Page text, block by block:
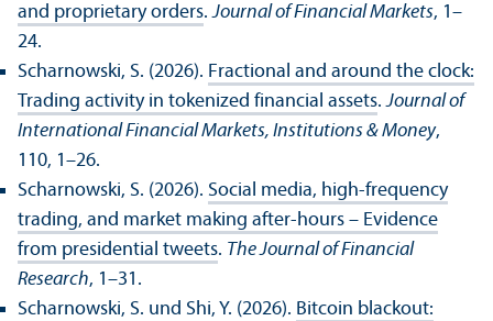
and proprietary orders.Journal of Financial Markets, 1–
24.
Scharnowski, S. (2026). Fractional and around the clock:
Trading activity in tokenized financial assets.Journal of
International Financial Markets, Institutions & Money,
110, 1–26.
Scharnowski, S. (2026). Social media, high-frequency
trading, and market making after-hours – Evidence
from presidential tweets. The Journal of Financial
Research, 1–31.
Scharnowski, S. und Shi, Y. (2026). Bitcoin blackout: